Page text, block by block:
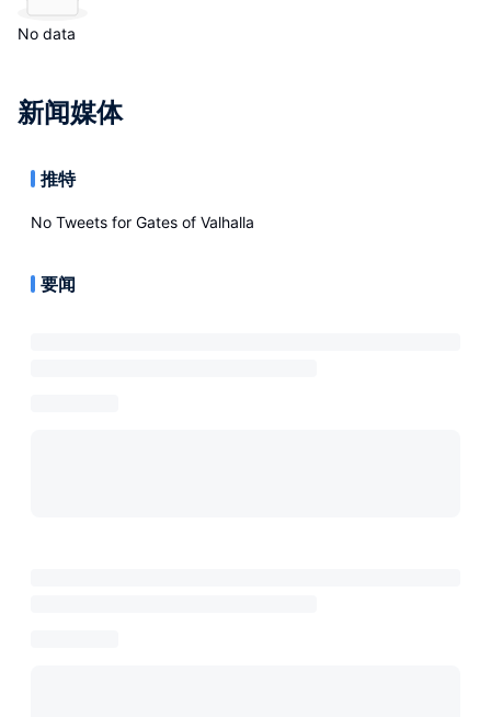
No data
新闻媒体
推特
No Tweets for Gates of Valhalla
要闻